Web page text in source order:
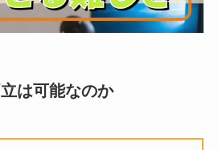
は可能なのか